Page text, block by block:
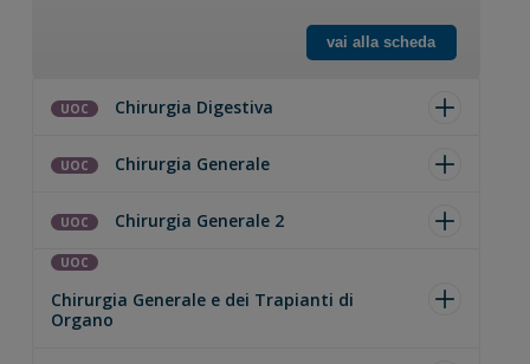
vai alla scheda
UOC Chirurgia Digestiva
UOC Chirurgia Generale
UOC Chirurgia Generale 2
UOC
Chirurgia Generale e dei Trapianti di
Organo